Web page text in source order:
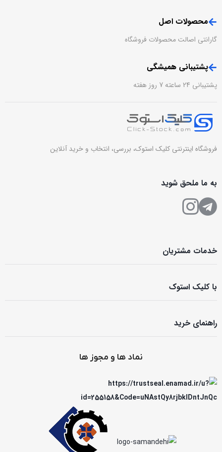
محصولات اصل
گارانتی اصالت محصولات فروشگاه
پشتیبانی همیشگی
پشتیبانی 24 ساعته 7 روز هفته
فروشگاه اینترنتی کلیک استوک، بررسی، انتخاب و خرید آنلاین
به ما ملحق شوید
خدمات مشتریان
با کلیک استوک
راهنمای خرید
نماد ها و مجوز ها